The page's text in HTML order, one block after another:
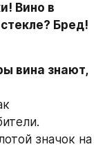
Вино в
Бред!
вина знают,
значок на